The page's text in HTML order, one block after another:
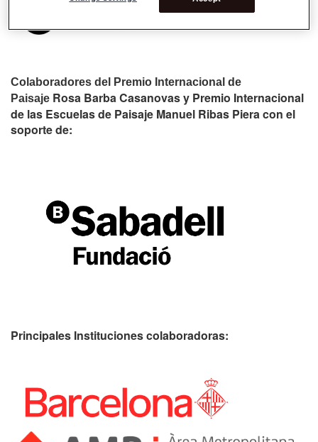
Colaboradores del Premio Internacional de
Paisaje Rosa Barba Casanovas y Premio Internacional
de las Escuelas de Paisaje Manuel Ribas Piera con el
soporte de:
Principales Instituciones colaboradoras: